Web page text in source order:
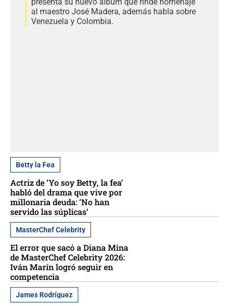
al maestro José Madera, además habla sobre
Venezuela y Colombia.
Betty la Fea
Actriz de ‘Yo soy Betty, la fea’
habló del drama que vive por
millonaria deuda: ‘No han
servido las súplicas’
MasterChef Celebrity
El error que sacó a Diana Mina
de MasterChef Celebrity 2026:
Iván Marín logró seguir en
competencia
James Rodríguez